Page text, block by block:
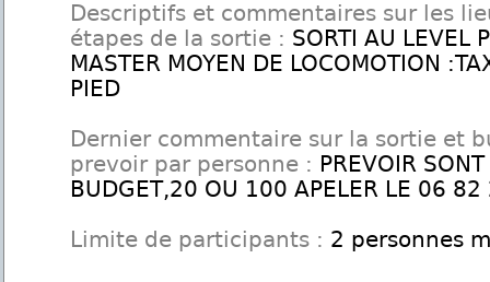
Descriptifs et commentaires sur les
étapes de la sortie : SORTI AU LEVEL
MASTER MOYEN DE LOCOMOTION
PIED
Dernier commentaire sur la sortie et
prevoir par personne : PREVOIR SONT
BUDGET,20 OU 100 APELER LE 06
Limite de participants : 2 personnes